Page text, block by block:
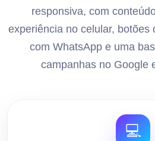
responsiva, com
experiência no celular, botões
com WhatsApp e uma
campanhas no Google
💻